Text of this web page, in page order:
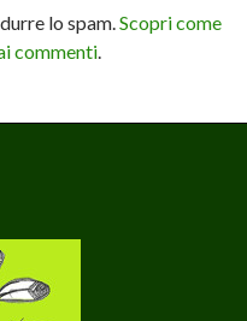
lo spam.Scopri come
commenti.